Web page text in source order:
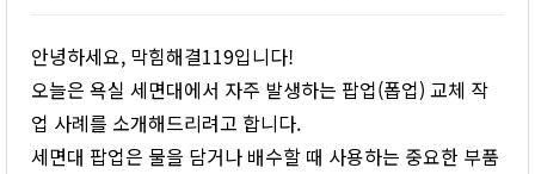
안녕하세요, 막힘해결119입니다!
오늘은 욕실 세면대에서 자주 발생하는 팝업(폽업) 교체 작
업 사례를 소개해드리려고 합니다.
세면대 팝업은 물을 담거나 배수할 때 사용하는 중요한 부품